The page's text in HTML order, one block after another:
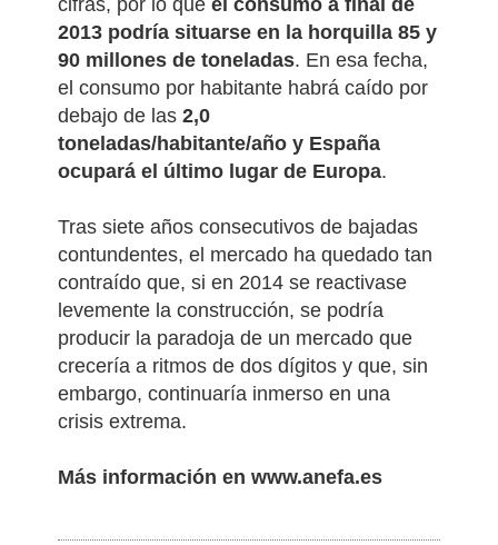
cifras, por lo queel consumo a final de
2013 podría situarse en la horquilla 85 y
90 millones de toneladas. En esa fecha,
el consumo por habitante habrá caído por
debajo de las2,0
toneladas/habitante/año y España
ocupará el último lugar de Europa.
Tras siete años consecutivos de bajadas
contundentes, el mercado ha quedado tan
contraído que, si en 2014 se reactivase
levemente la construcción, se podría
producir la paradoja de un mercado que
crecería a ritmos de dos dígitos y que, sin
embargo, continuaría inmerso en una
crisis extrema.
Más información enwww.anefa.es